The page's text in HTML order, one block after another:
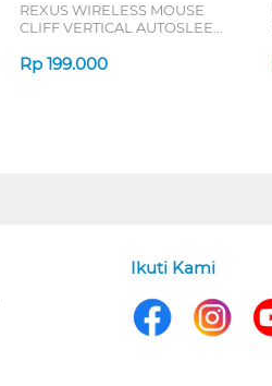
REXUS WIRELESS MOUSE
CLIFF VERTICAL AUTOSLEEP
Rp 199.000
Ikuti Kami